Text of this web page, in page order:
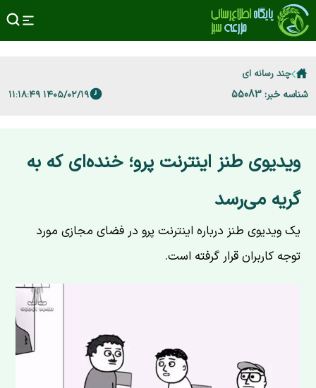
چند رسانه ای
شناسه خبر: 55083 ۱۴۰۵/۰۲/۱۹ ۱۱:۱۸:۴۹
ویدیوی طنز اینترنت پرو؛ خنده‌ای که به
گریه می‌رسد
یک ویدیوی طنز درباره اینترنت پرو در فضای مجازی مورد
توجه کاربران قرار گرفته است.